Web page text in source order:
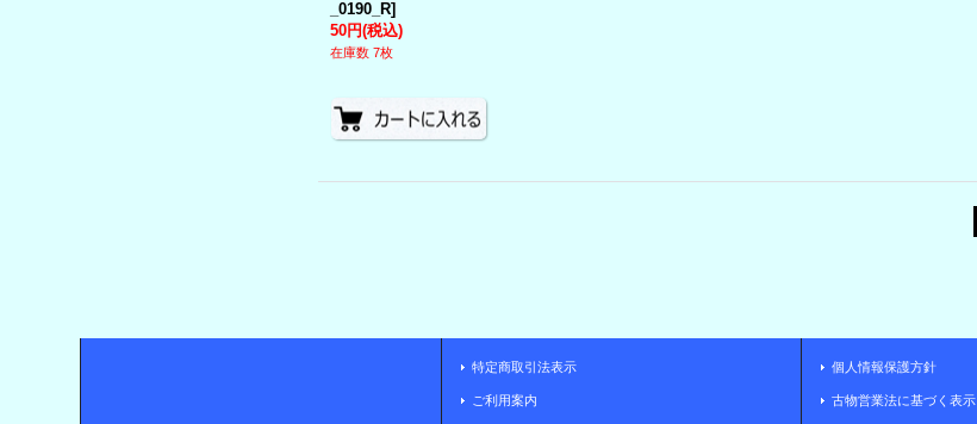
_0190_R]
50円(税込)
在庫数 7枚
特定商取引法表示
ご利用案内
個人情報保護方針
古物営業法に基づく表示